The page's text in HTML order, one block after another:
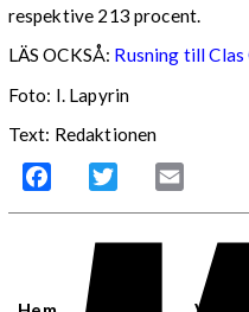
respektive 213 procent.
LÄS OCKSÅ: Rusning till Clas
Foto: I. Lapyrin
Text: Redaktionen
Facebook Twitter